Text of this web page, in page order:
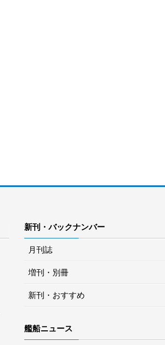
新刊・バックナンバー
月刊誌
増刊・別冊
新刊・おすすめ
艦船ニュース